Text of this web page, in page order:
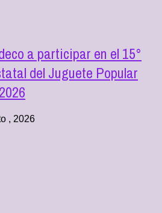
a participar en el 15°
del Juguete Popular
, 2026